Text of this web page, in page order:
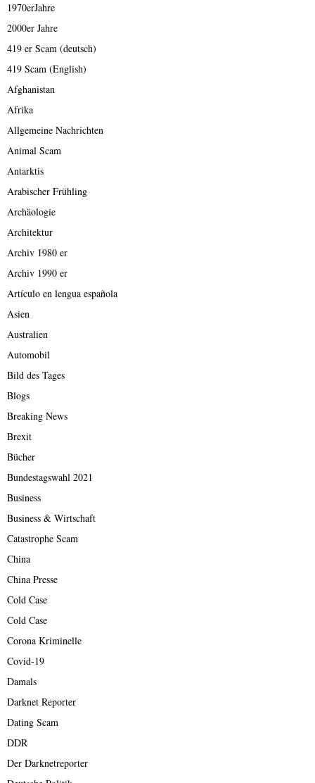
1970erJahre
2000er Jahre
419 er Scam (deutsch)
419 Scam (English)
Afghanistan
Afrika
Allgemeine Nachrichten
Animal Scam
Antarktis
Arabischer Frühling
Archäologie
Architektur
Archiv 1980 er
Archiv 1990 er
Artículo en lengua española
Asien
Australien
Automobil
Bild des Tages
Blogs
Breaking News
Brexit
Bücher
Bundestagswahl 2021
Business
Business & Wirtschaft
Catastrophe Scam
China
China Presse
Cold Case
Cold Case
Corona Kriminelle
Covid-19
Damals
Darknet Reporter
Dating Scam
DDR
Der Darknetreporter